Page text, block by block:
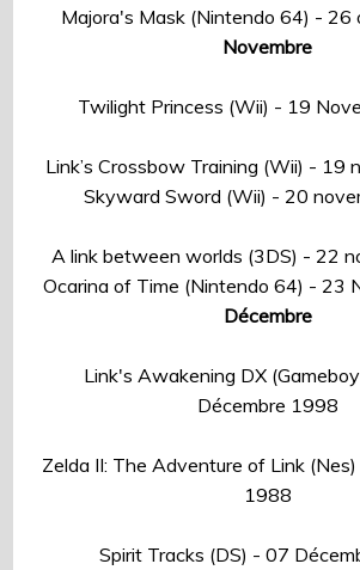
Majora's Mask (Nintendo 64) - 26
Novembre
Twilight Princess (Wii) - 19
Link’s Crossbow Training (Wii) - 19
Skyward Sword (Wii) - 20
A link between worlds (3DS) - 22
Ocarina of Time (Nintendo 64) - 23
Décembre
Link's Awakening DX
Décembre 1998
Zelda II: The Adventure of Link
1988
Spirit Tracks (DS) - 07